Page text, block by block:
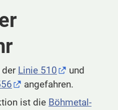
der Linie 510
und
angefahren.
ist die Böhmetal-